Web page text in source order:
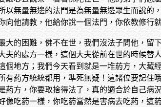
以無量無邊的法門是為無量無邊眾生而說的
向他請教，他給你說一個法門，你依教修行
大的困難，佛不在世，我們沒法子問他，留
夫的處方一樣，這個大夫從前在世的時候替
個地方；我們今天看到就是一堆葯方，大藏
有葯方統統都用，準死無疑！這諸位要記住
葯方，你要取捨得法了，真的適合於自己病
像吃葯一樣，你吃葯當然是害病去吃葯，這